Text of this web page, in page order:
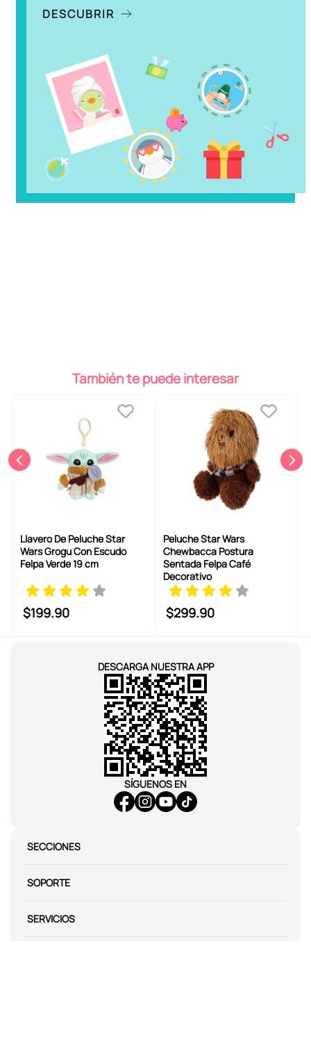
DESCUBRIR
También te puede interesar
Llavero De Peluche Star
Wars Grogu Con Escudo
Felpa Verde 19 cm
$199.90
Peluche Star Wars
Chewbacca Postura
Sentada Felpa Café
Decorativo
$299.90
DESCARGA NUESTRA APP
SÍGUENOS EN
SECCIONES
SOPORTE
SERVICIOS